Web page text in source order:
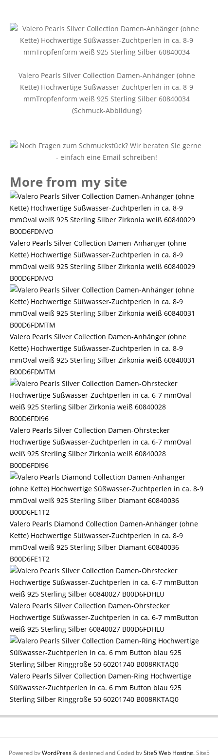
Valero Pearls Silver Collection Damen-Anhänger (ohne
Kette) Hochwertige Süßwasser-Zuchtperlen in ca. 8-9
mmTropfenform weiß 925 Sterling Silber 60840034
(Schmuck-Abbildung)
More from my site
Valero Pearls Silver Collection Damen-Anhänger (ohne
Kette) Hochwertige Süßwasser-Zuchtperlen in ca. 8-9
mmOval weiß 925 Sterling Silber Zirkonia weiß 60840029
B00D6FDNVO
Valero Pearls Silver Collection Damen-Anhänger (ohne
Kette) Hochwertige Süßwasser-Zuchtperlen in ca. 8-9
mmOval weiß 925 Sterling Silber Zirkonia weiß 60840031
B00D6FDMTM
Valero Pearls Silver Collection Damen-Ohrstecker
Hochwertige Süßwasser-Zuchtperlen in ca. 6-7 mmOval
weiß 925 Sterling Silber Zirkonia weiß 60840028
B00D6FDI96
Valero Pearls Diamond Collection Damen-Anhänger (ohne
Kette) Hochwertige Süßwasser-Zuchtperlen in ca. 8-9
mmOval weiß 925 Sterling Silber Diamant 60840036
B00D6FE1T2
Valero Pearls Silver Collection Damen-Ohrstecker
Hochwertige Süßwasser-Zuchtperlen in ca. 6-7 mmButton
weiß 925 Sterling Silber 60840027 B00D6FDHLU
Valero Pearls Silver Collection Damen-Ring Hochwertige
Süßwasser-Zuchtperlen in ca. 6 mm Button blau 925
Sterling Silber Ringgröße 50 60201740 B008RKTAQ0
Powered byWordPress& designed and Coded bySite5 Web Hosting.Site5